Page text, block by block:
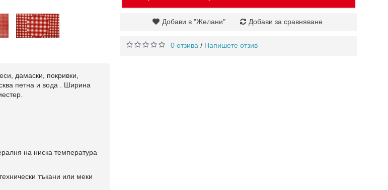
дамаски, покривки,
петна и вода . Ширина
на ниска температура
тъкани или меки
Добави в "Желани" Добави за сравняване
0 отзива / Напишете отзив